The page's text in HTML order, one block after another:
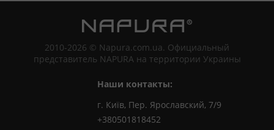
2010-2026 © Napura.com.ua. Официальный
представитель NAPURA на территории Украины
Наши контакты:
г. Київ, Пер. Ярославский, 7/9
+380501818452